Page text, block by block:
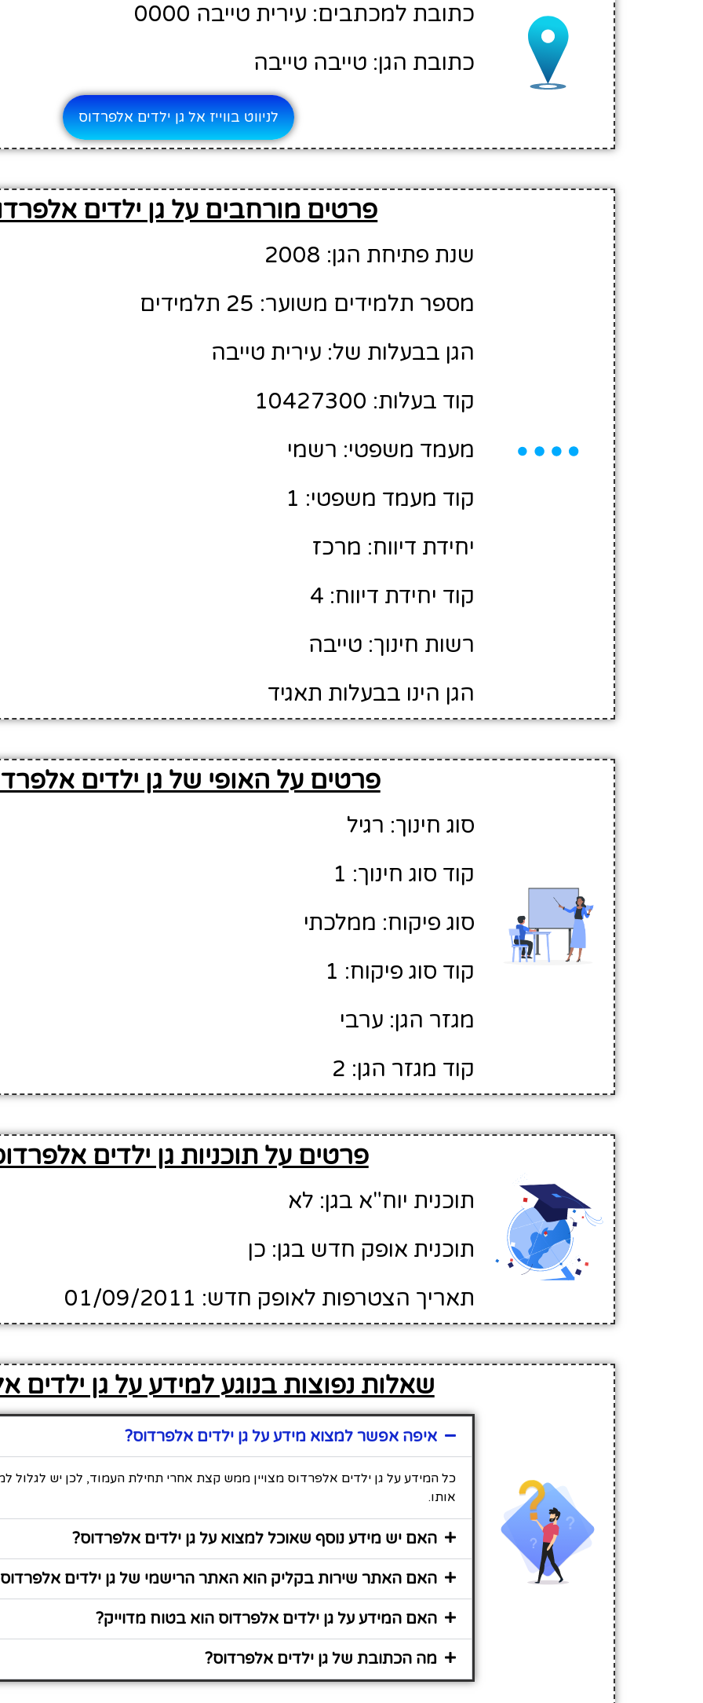
כתובת למכתבים: עירית טייבה 0000
כתובת הגן: טייבה טייבה
לניווט בווייז אל גן ילדים אלפרדוס
פרטים מורחבים על גן ילדים
שנת פתיחת הגן: 2008
מספר תלמידים משוער: 25 תלמידים
הגן בבעלות של: עירית טייבה
קוד בעלות: 10427300
מעמד משפטי: רשמי
קוד מעמד משפטי: 1
יחידת דיווח: מרכז
קוד יחידת דיווח: 4
רשות חינוך: טייבה
הגן הינו בבעלות תאגיד
פרטים על האופי של גן ילדים
סוג חינוך: רגיל
קוד סוג חינוך: 1
סוג פיקוח: ממלכתי
קוד סוג פיקוח: 1
מגזר הגן: ערבי
קוד מגזר הגן: 2
פרטים על תוכניות גן ילדים
תוכנית יוח"א בגן: לא
תוכנית אופק חדש בגן: כן
תאריך הצטרפות לאופק חדש: 01/09/2011
שאלות נפוצות בנוגע למידע על גן ילדים
איפה אפשר למצוא מידע על גן ילדים אלפרדוס?
כל המידע על גן ילדים אלפרדוס מצויין ממש קצת אחרי תחילת העמוד, לכן יש לגלול
אותו.
האם יש מידע נוסף שאוכל למצוא על גן ילדים אלפרדוס?
האם האתר שירות בקליק הוא האתר הרישמי של גן ילדים
האם המידע על גן ילדים אלפרדוס הוא בטוח מדוייק?
מה הכתובת של גן ילדים אלפרדוס?